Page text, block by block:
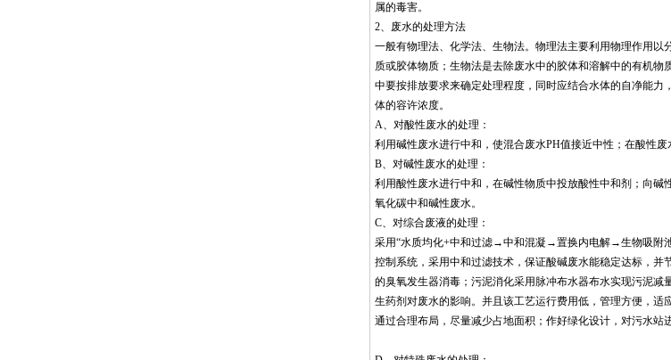
属的毒害。
2、废水的处理方法
一般有物理法、化学法、生物法。物理法主要利用物理作用
质或胶体物质；生物法是去除废水中的胶体和溶解中的有机
中要按排放要求来确定处理程度，同时应结合水体的自净能
体的容许浓度。
A、对酸性废水的处理：
利用碱性废水进行中和，使混合废水PH值接近中性；在酸性
B、对碱性废水的处理：
利用酸性废水进行中和，在碱性物质中投放酸性中和剂；向
氧化碳中和碱性废水。
C、对综合废液的处理：
采用“水质均化+中和过滤→中和混凝→置换内电解→生物吸附
控制系统，采用中和过滤技术，保证酸碱废水能稳定达标，
的臭氧发生器消毒；污泥消化采用脉冲布水器布水实现污泥
生药剂对废水的影响。并且该工艺运行费用低，管理方便，适
通过合理布局，尽量减少占地面积；作好绿化设计，对污水站